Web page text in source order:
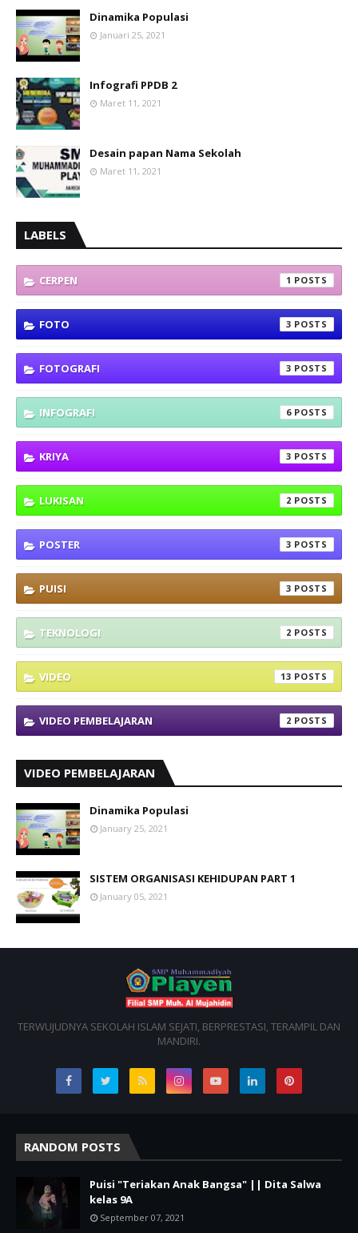
Dinamika Populasi
Januari 25, 2021
Infografi PPDB 2
Maret 11, 2021
Desain papan Nama Sekolah
Maret 11, 2021
LABELS
CERPEN 1
FOTO 3
FOTOGRAFI 3
INFOGRAFI 6
KRIYA 3
LUKISAN 2
POSTER 3
PUISI 3
TEKNOLOGI 2
VIDEO 13
VIDEO PEMBELAJARAN 2
VIDEO PEMBELAJARAN
Dinamika Populasi
January 25, 2021
SISTEM ORGANISASI KEHIDUPAN PART 1
January 05, 2021
TERWUJUDNYA SEKOLAH ISLAM SEJATI, BERPRESTASI, TERAMPIL DAN
MANDIRI.
RANDOM POSTS
Puisi "Teriakan Anak Bangsa" || Dita Salwa
kelas 9A
September 07, 2021